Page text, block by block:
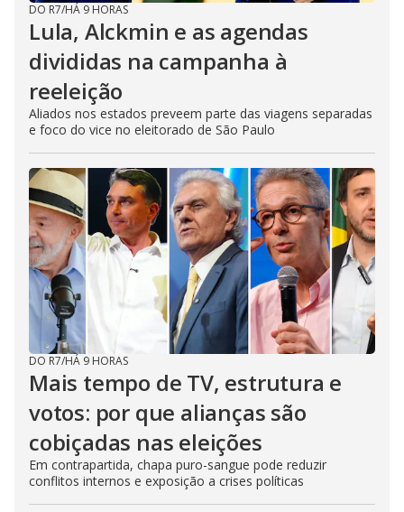
DO R7/HÁ 9 HORAS
Lula, Alckmin e as agendas
divididas na campanha à
reeleição
Aliados nos estados preveem parte das viagens separadas
e foco do vice no eleitorado de São Paulo
DO R7/HÁ 9 HORAS
Mais tempo de TV, estrutura e
votos: por que alianças são
cobiçadas nas eleições
Em contrapartida, chapa puro-sangue pode reduzir
conflitos internos e exposição a crises políticas